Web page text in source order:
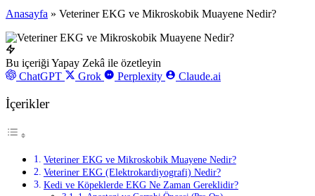
Anasayfa » Veteriner EKG ve Mikroskobik Muayene Nedir?
Bu içeriği Yapay Zekâ ile özetleyin
ChatGPT
Grok Perplexity Claude.ai
İçerikler
Veteriner EKG ve Mikroskobik Muayene Nedir?
Veteriner EKG (Elektrokardiyografi) Nedir?
Kedi ve Köpeklerde EKG Ne Zaman Gereklidir?